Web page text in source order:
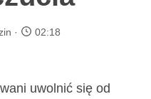
02:18
uwolnić się od